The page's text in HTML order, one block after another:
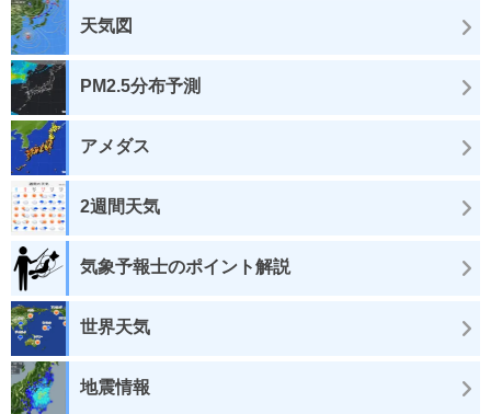
天気図
PM2.5分布予測
アメダス
2週間天気
気象予報士のポイント解説
世界天気
地震情報